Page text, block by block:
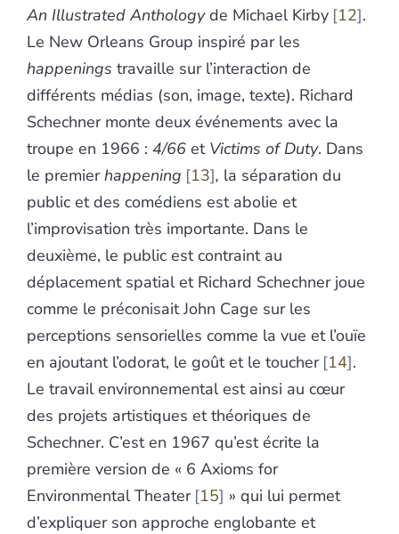
An Illustrated Anthologyde Michael Kirby 12 .
Le New Orleans Group inspiré par les
happenings travaille sur l’interaction de
différents médias (son, image, texte). Richard
Schechner monte deux événements avec la
troupe en 1966 : 4/66 et Victims of Duty. Dans
le premierhappening 13 , la séparation du
public et des comédiens est abolie et
l’improvisation très importante. Dans le
deuxième, le public est contraint au
déplacement spatial et Richard Schechner joue
comme le préconisait John Cage sur les
perceptions sensorielles comme la vue et l’ouïe
en ajoutant l’odorat, le goût et le toucher 14 .
Le travail environnemental est ainsi au cœur
des projets artistiques et théoriques de
Schechner. C’est en 1967 qu’est écrite la
première version de « 6 Axioms for
Environmental Theater 15 » qui lui permet
d’expliquer son approche englobante et